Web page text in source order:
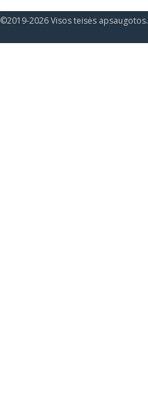
©2019-2026 Visos teisės apsaugotos.